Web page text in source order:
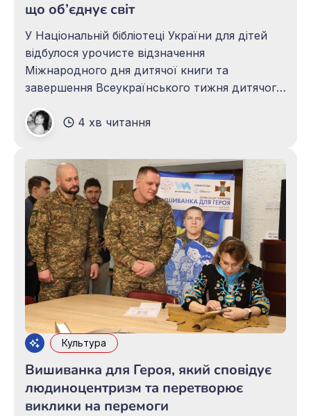
що об’єднує світ
У Національній бібліотеці України для дітей
відбулося урочисте відзначення
Міжнародного дня дитячої книги та
завершення Всеукраїнського тижня дитячого
юних читачів, бібліотекарів, письменників і
всіх, хто вірить у силу книжки. Цьогорічний
фінал пройшов під гаслом «Українська книга
творить майбутнє» і став не лише підсумком
4 хв читання
Культура
Вишиванка для Героя, який сповідує
людиноцентризм та перетворює
виклики на перемоги